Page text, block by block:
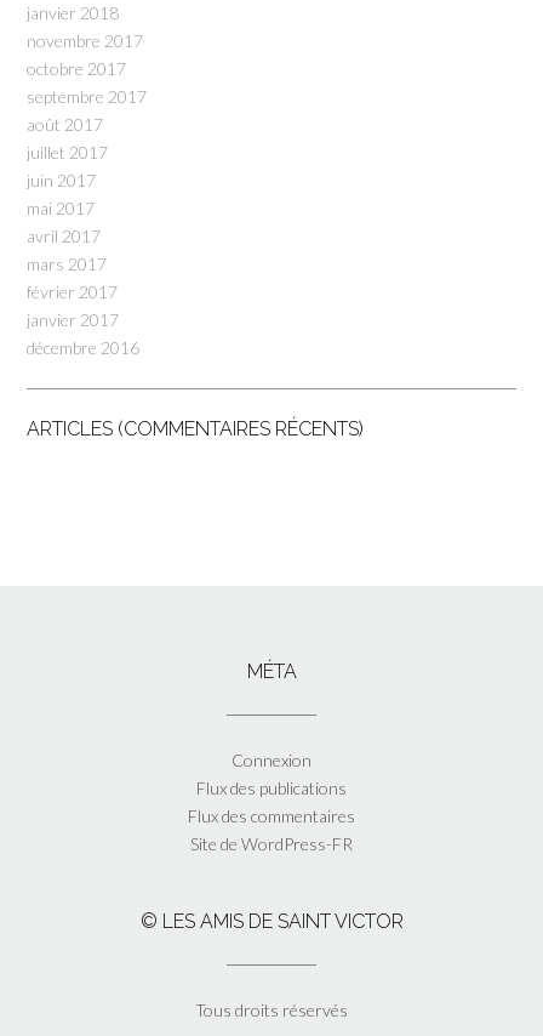
janvier 2018
novembre 2017
octobre 2017
septembre 2017
août 2017
juillet 2017
juin 2017
mai 2017
avril 2017
mars 2017
février 2017
janvier 2017
décembre 2016
ARTICLES (COMMENTAIRES RÉCENTS)
MÉTA
Connexion
Flux des publications
Flux des commentaires
Site de WordPress-FR
© LES AMIS DE SAINT VICTOR
Tous droits réservés